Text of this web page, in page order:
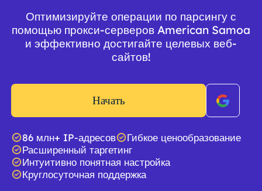
Оптимизируйте операции по парсингу с
помощью прокси-серверов American Samoa
и эффективно достигайте целевых веб-
сайтов!
Начать
86 млн+ IP-адресов
Гибкое ценообразование
Расширенный таргетинг
Интуитивно понятная настройка
Круглосуточная поддержка